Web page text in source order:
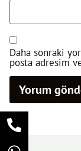
Daha sonraki
posta adresim